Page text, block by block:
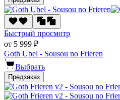
Быстрый просмотр
от 5 999 ₽
Goth Ubel - Sousou no Frieren
Выбрать
Предзаказ